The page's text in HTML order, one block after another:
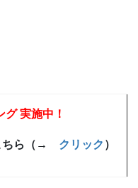
実施中！
ちら（→ クリック ）